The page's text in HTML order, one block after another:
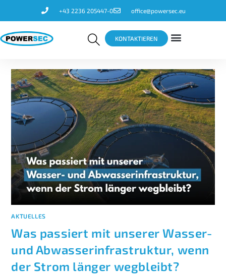
+43 2236 205447-0 office@powersec.eu
KONTAKTIEREN
AKTUELLES
Was passiert mit unserer Wasser-
und Abwasserinfrastruktur, wenn
der Strom länger wegbleibt?